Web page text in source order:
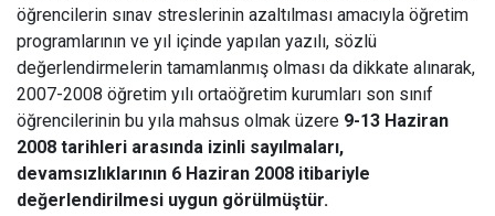
öğrencilerin sınav streslerinin azaltılması amacıyla öğretim
programlarının ve yıl içinde yapılan yazılı, sözlü
değerlendirmelerin tamamlanmış olması da dikkate alınarak,
2007-2008 öğretim yılı ortaöğretim kurumları son sınıf
öğrencilerinin bu yıla mahsus olmak üzere 9-13 Haziran
2008 tarihleri arasında izinli sayılmaları,
devamsızlıklarının 6 Haziran 2008 itibariyle
değerlendirilmesi uygun görülmüştür.